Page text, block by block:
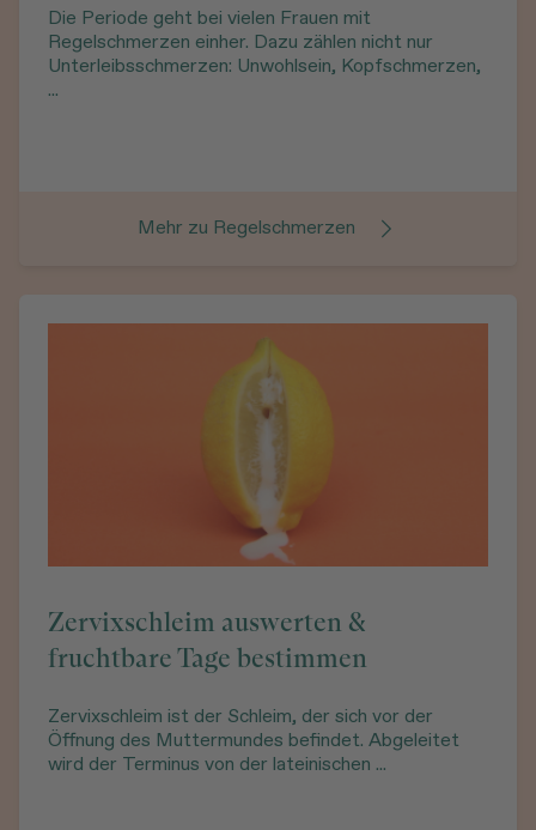
Die Periode geht bei vielen Frauen mit
Regelschmerzen einher. Dazu zählen nicht nur
Unterleibsschmerzen: Unwohlsein, Kopfschmerzen,
...
Mehr zu Regelschmerzen
Zervixschleim auswerten &
fruchtbare Tage bestimmen
Zervixschleim ist der Schleim, der sich vor der
Öffnung des Muttermundes befindet. Abgeleitet
wird der Terminus von der lateinischen ...